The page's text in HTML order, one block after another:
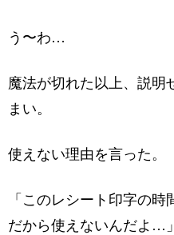
う〜わ…
魔法が切れた以上、説明
まい。
使えない理由を言った。
「このレシート印字の時
だから使えないんだよ…」